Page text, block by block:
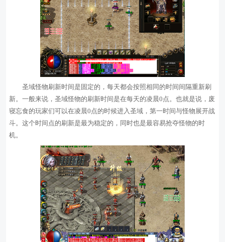
圣域怪物刷新时间是固定的，每天都会按照相同的时间间隔重新刷
新。一般来说，圣域怪物的刷新时间是在每天的凌晨0点。也就是说，废
寝忘食的玩家们可以在凌晨0点的时候进入圣域，第一时间与怪物展开战
斗。这个时间点的刷新是最为稳定的，同时也是最容易抢夺怪物的时
机。